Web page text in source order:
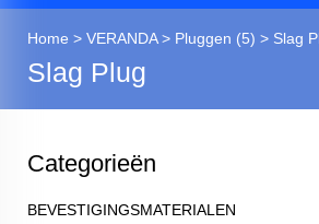
Home > VERANDA> Pluggen (5) > Slag
Slag Plug
Categorieën
BEVESTIGINGSMATERIALEN